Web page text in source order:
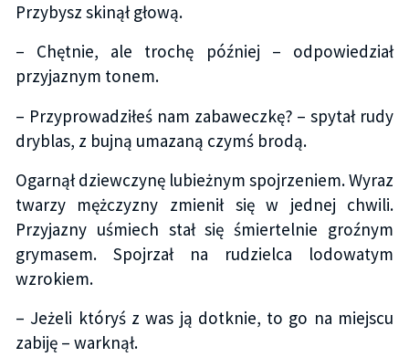
Przybysz skinął głową.
– Chętnie, ale trochę później – odpowiedział
przyjaznym tonem.
– Przyprowadziłeś nam zabaweczkę? – spytał rudy
dryblas, z bujną umazaną czymś brodą.
Ogarnął dziewczynę lubieżnym spojrzeniem. Wyraz
twarzy mężczyzny zmienił się w jednej chwili.
Przyjazny uśmiech stał się śmiertelnie groźnym
grymasem. Spojrzał na rudzielca lodowatym
wzrokiem.
– Jeżeli któryś z was ją dotknie, to go na miejscu
zabiję – warknął.